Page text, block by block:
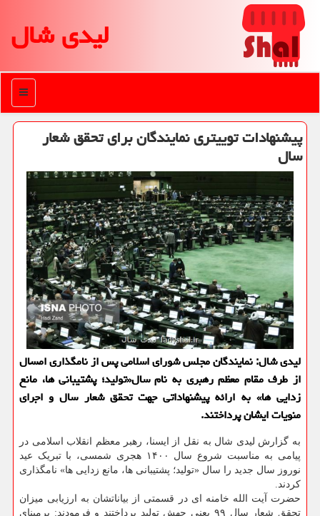
لیدی شال
منو
پیشنهادات توییتری نمایندگان برای تحقق شعار
سال
لیدی شال: نمایندگان مجلس شورای اسلامی پس از نامگذاری امسال
از طرف مقام معظم رهبری به نام سال«تولید؛ پشتیبانی ها، مانع
زدایی ها» به ارائه پیشنهاداتی جهت تحقق شعار سال و اجرای
منویات ایشان پرداختند.
به گزارش لیدی شال به نقل از ایسنا، رهبر معظم انقلاب اسلامی در
پیامی به مناسبت شروع سال ۱۴۰۰ هجری شمسی، با تبریک عید
نوروز سال جدید را سال «تولید؛ پشتیبانی ها، مانع زدایی ها» نامگذاری
کردند.
حضرت آیت الله خامنه ای در قسمتی از بیاناتشان به ارزیابی میزان
تحقق شعار سال ۹۹ یعنی جهش تولید پرداختند و فرمودند: برمبنای